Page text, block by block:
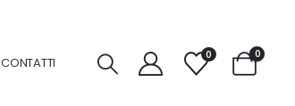
CONTATTI
0 0